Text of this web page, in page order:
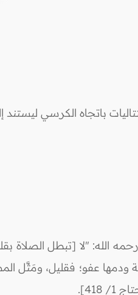
باتجاه الكرسي ليستند
الله: "لا [تبطل الصلاة
ودمها عفو؛ فقليل، ومَثَّل